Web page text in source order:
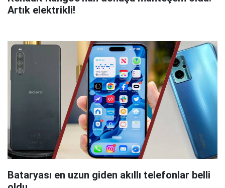
Artık elektrikli!
Bataryası en uzun giden akıllı telefonlar belli